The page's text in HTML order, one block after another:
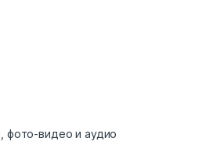
фото-видео и аудио